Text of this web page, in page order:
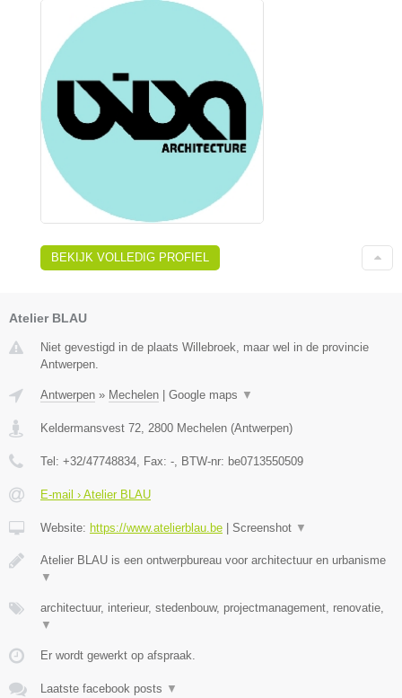
BEKIJK VOLLEDIG PROFIEL
Atelier BLAU
Niet gevestigd in de plaats Willebroek, maar wel in de provincie
Antwerpen.
Antwerpen » Mechelen | Google maps ▼
Keldermansvest 72 2800 Mechelen (Antwerpen)
Tel: +32/47748834 , Fax: - , BTW-nr: be0713550509
E-mail › Atelier BLAU
Website: https://www.atelierblau.be | Screenshot ▼
Atelier BLAU is een ontwerpbureau voor architectuur en urbanisme
▼
architectuur, interieur, stedenbouw, projectmanagement, renovatie,
▼
Er wordt gewerkt op afspraak.
Laatste facebook posts ▼